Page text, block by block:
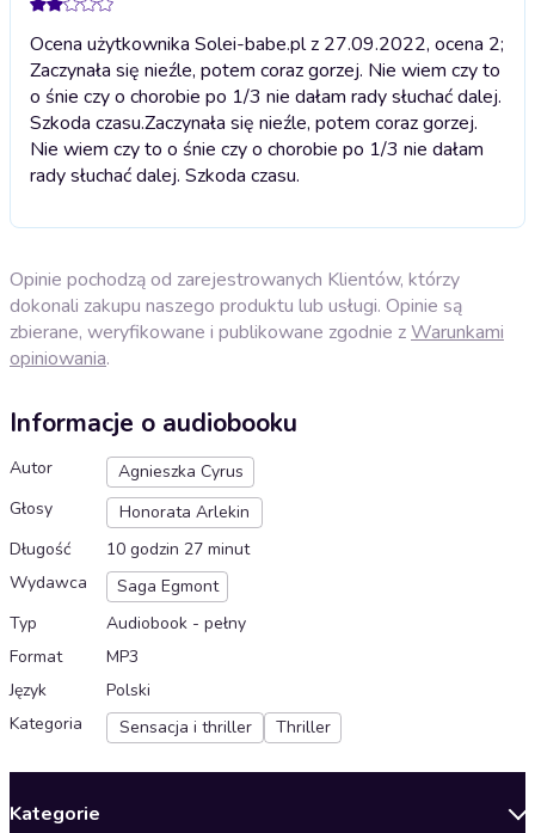
Ocena użytkownika Solei-babe.pl z 27.09.2022, ocena 2;
Zaczynała się nieźle, potem coraz gorzej. Nie wiem czy to
o śnie czy o chorobie po 1/3 nie dałam rady słuchać dalej.
Szkoda czasu.Zaczynała się nieźle, potem coraz gorzej.
Nie wiem czy to o śnie czy o chorobie po 1/3 nie dałam
rady słuchać dalej. Szkoda czasu.
Opinie pochodzą od zarejestrowanych Klientów, którzy
dokonali zakupu naszego produktu lub usługi. Opinie są
zbierane, weryfikowane i publikowane zgodnie zWarunkami
opiniowania.
Informacje o audiobooku
Autor
Agnieszka Cyrus
Głosy
Honorata Arlekin
Długość
10 godzin 27 minut
Wydawca
Saga Egmont
Typ
Audiobook - pełny
Format
MP3
Język
Polski
Kategoria
Sensacja i thriller Thriller
Kategorie